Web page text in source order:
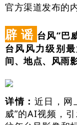
官方渠道发布的
辟 谣 台风“巴
台风风力级别
间、地点、风雨
详情： 近日，网
威”的AI视频，